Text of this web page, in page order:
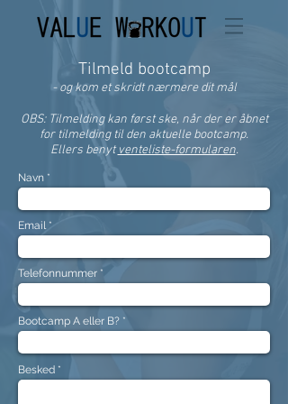
Tilmeld bootcamp
- og kom et skridt nærmere dit mål
OBS: Tilmelding kan først ske, når der er åbnet
for tilmelding til den aktuelle bootcamp.
Ellers benytventeliste-formularen.
Navn
Email
Telefonnummer
Bootcamp A eller B?
Besked